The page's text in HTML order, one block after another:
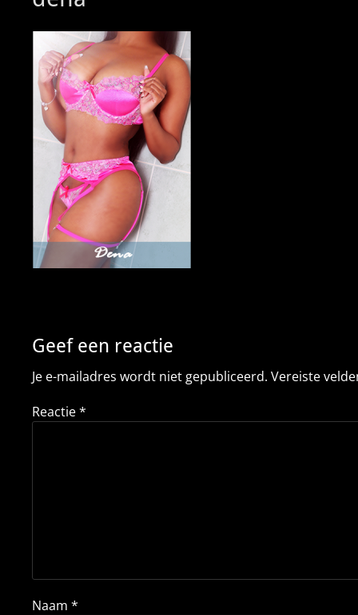
Geef een reactie
Je e-mailadres wordt niet gepubliceerd. Vereiste
Reactie*
Naam *